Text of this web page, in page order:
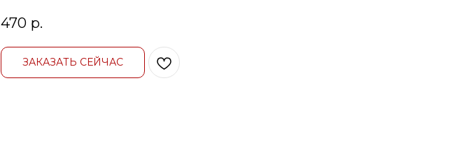
470 р.
ЗАКАЗАТЬ СЕЙЧАС